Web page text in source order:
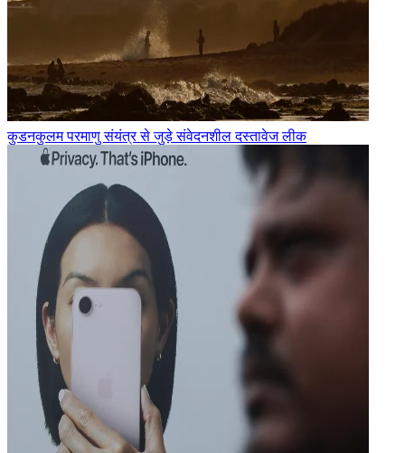
कुडनकुलम परमाणु संयंत्र से जुड़े संवेदनशील दस्तावेज लीक